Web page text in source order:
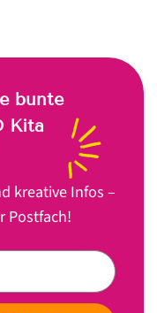
bunte
Kita
kreative Infos –
Postfach!